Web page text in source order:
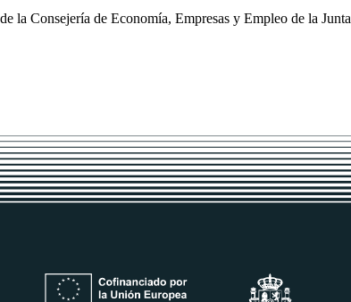
la Consejería de Economía, Empresas y Empleo de la